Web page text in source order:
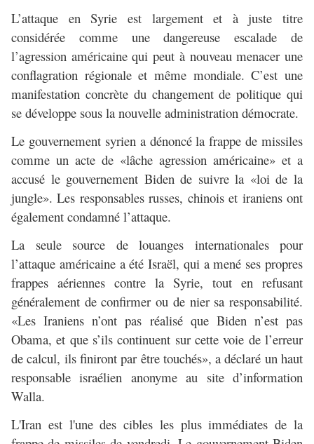
L’attaque en Syrie est largement et à juste titre
considérée comme une dangereuse escalade de
l’agression américaine qui peut à nouveau menacer une
conflagration régionale et même mondiale. C’est une
manifestation concrète du changement de politique qui
se développe sous la nouvelle administration démocrate.
Le gouvernement syrien a dénoncé la frappe de missiles
comme un acte de «lâche agression américaine» et a
accusé le gouvernement Biden de suivre la «loi de la
jungle». Les responsables russes, chinois et iraniens ont
également condamné l’attaque.
La seule source de louanges internationales pour
l’attaque américaine a été Israël, qui a mené ses propres
frappes aériennes contre la Syrie, tout en refusant
généralement de confirmer ou de nier sa responsabilité.
«Les Iraniens n’ont pas réalisé que Biden n’est pas
Obama, et que s’ils continuent sur cette voie de l’erreur
de calcul, ils finiront par être touchés», a déclaré un haut
responsable israélien anonyme au site d’information
Walla.
L'Iran est l'une des cibles les plus immédiates de la